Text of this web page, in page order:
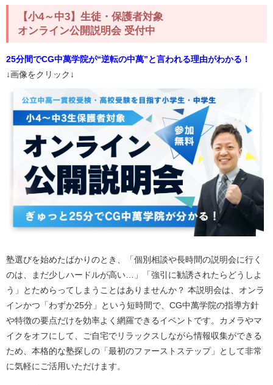
【小4～中3】生徒・保護者対象
オンライン公開説明会 受付中
25分間でCG中萬学院が“逆転の中萬”と言われる理由がわかる！
↓画像をクリック↓
塾選びを始めたばかりのとき、「個別相談や長時間の説明会に行く
のは、まだ少しハードルが高い…」「強引に勧誘されたらどうしよ
う」とためらってしまうことはありませんか？ 本説明会は、オンラ
インかつ「わずか25分」という短時間で、CG中萬学院の指導方針
や特徴の要点だけを効率よく網羅できるイベントです。カメラやマ
イクをオフにして、ご自宅でリラックスしながら情報収集ができる
ため、本格的な塾探しの「最初のファーストステップ」として非常
に気軽にご活用いただけます。